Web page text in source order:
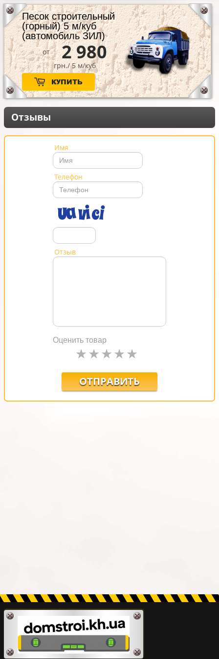
используется в частной стройке.
Песок строительный
(горный) 5 м/куб
(автомобиль ЗИЛ)
от 2 980
грн./ 5 м/куб
КУПИТЬ
Отзывы
Имя
Телефон
Отзыв
Оценить товар
ОТПРАВИТЬ